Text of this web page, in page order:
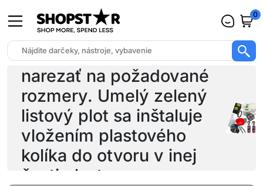
0
Výrobok je možné
narezať na požadované
rozmery. Umelý zelený
listový plot sa inštaluje
vložením plastového
kolíka do otvoru v inej
časti plastu.